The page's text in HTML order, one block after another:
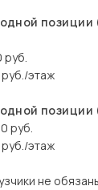
позиции
руб.
этаж
позиции
руб.
этаж
не